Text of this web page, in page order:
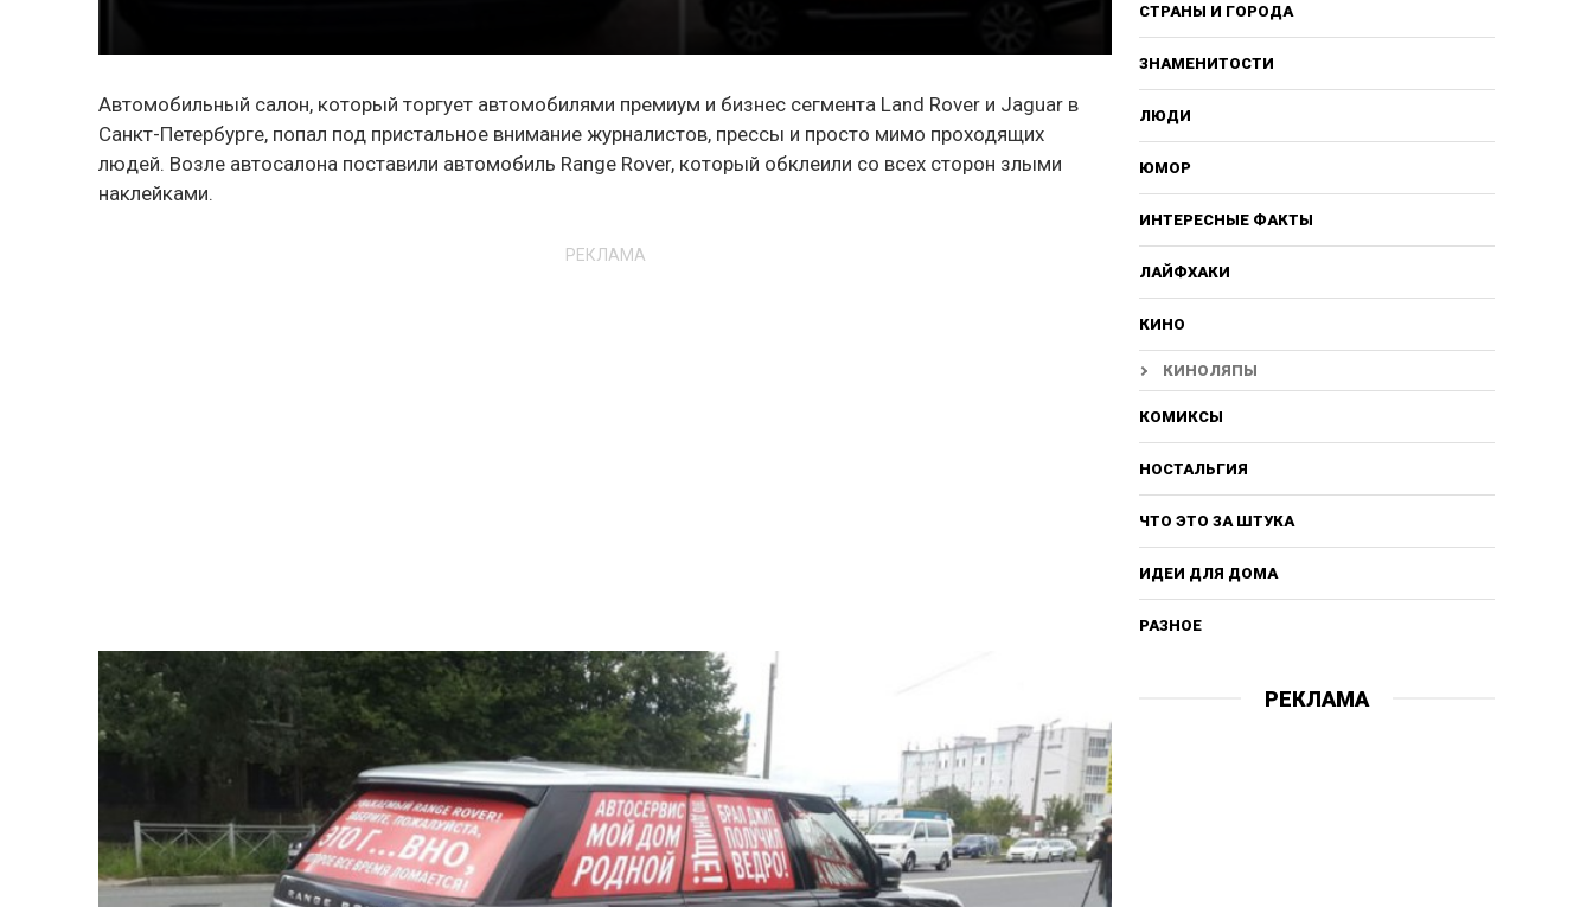
Автомобильный салон, который торгует автомобилями премиум и бизнес сегмента Land Rover и Jaguar в
Санкт-Петербурге, попал под пристальное внимание журналистов, прессы и просто мимо проходящих
людей. Возле автосалона поставили автомобиль Range Rover, который обклеили со всех сторон злыми
наклейками.
РЕКЛАМА
СТРАНЫ И ГОРОДА
ЗНАМЕНИТОСТИ
ЛЮДИ
ЮМОР
ИНТЕРЕСНЫЕ ФАКТЫ
ЛАЙФХАКИ
КИНО
КИНОЛЯПЫ
КОМИКСЫ
НОСТАЛЬГИЯ
ЧТО ЭТО ЗА ШТУКА
ИДЕИ ДЛЯ ДОМА
РАЗНОЕ
РЕКЛАМА